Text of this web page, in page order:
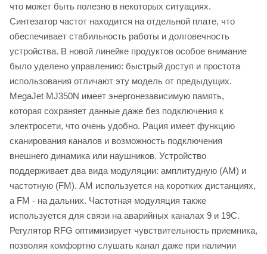
что может быть полезно в некоторых ситуациях.
Синтезатор частот находится на отдельной плате, что
обеспечивает стабильность работы и долговечность
устройства. В новой линейке продуктов особое внимание
было уделено управлению: быстрый доступ и простота
использования отличают эту модель от предыдущих.
MegaJet MJ350N имеет энергонезависимую память,
которая сохраняет данные даже без подключения к
электросети, что очень удобно. Рация имеет функцию
сканирования каналов и возможность подключения
внешнего динамика или наушников. Устройство
поддерживает два вида модуляции: амплитудную (AM) и
частотную (FM). AM используется на коротких дистанциях,
а FM - на дальних. Частотная модуляция также
используется для связи на аварийных каналах 9 и 19C.
Регулятор RFG оптимизирует чувствительность приемника,
позволяя комфортно слушать канал даже при наличии